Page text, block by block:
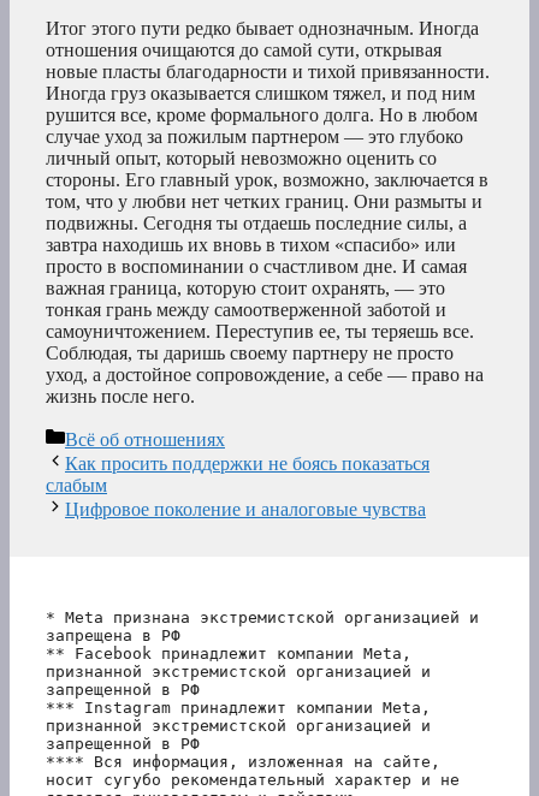
Итог этого пути редко бывает однозначным. Иногда
отношения очищаются до самой сути, открывая
новые пласты благодарности и тихой привязанности.
Иногда груз оказывается слишком тяжел, и под ним
рушится все, кроме формального долга. Но в любом
случае уход за пожилым партнером — это глубоко
личный опыт, который невозможно оценить со
стороны. Его главный урок, возможно, заключается в
том, что у любви нет четких границ. Они размыты и
подвижны. Сегодня ты отдаешь последние силы, а
завтра находишь их вновь в тихом «спасибо» или
просто в воспоминании о счастливом дне. И самая
важная граница, которую стоит охранять, — это
тонкая грань между самоотверженной заботой и
самоуничтожением. Переступив ее, ты теряешь все.
Соблюдая, ты даришь своему партнеру не просто
уход, а достойное сопровождение, а себе — право на
жизнь после него.
Рубрики
Всё об отношениях
Как просить поддержки не боясь показаться
слабым
Цифровое поколение и аналоговые чувства
* Meta признана экстремистской организацией и
запрещена в РФ
** Facebook принадлежит компании Meta,
признанной экстремистской организацией и
запрещенной в РФ
*** Instagram принадлежит компании Meta,
признанной экстремистской организацией и
запрещенной в РФ
**** Вся информация, изложенная на сайте,
носит сугубо рекомендательный характер и не